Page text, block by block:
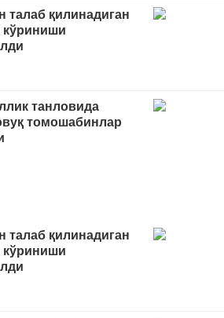
талаб қилинадиган
кўриниши
танловида
томошабинлар
талаб қилинадиган
кўриниши